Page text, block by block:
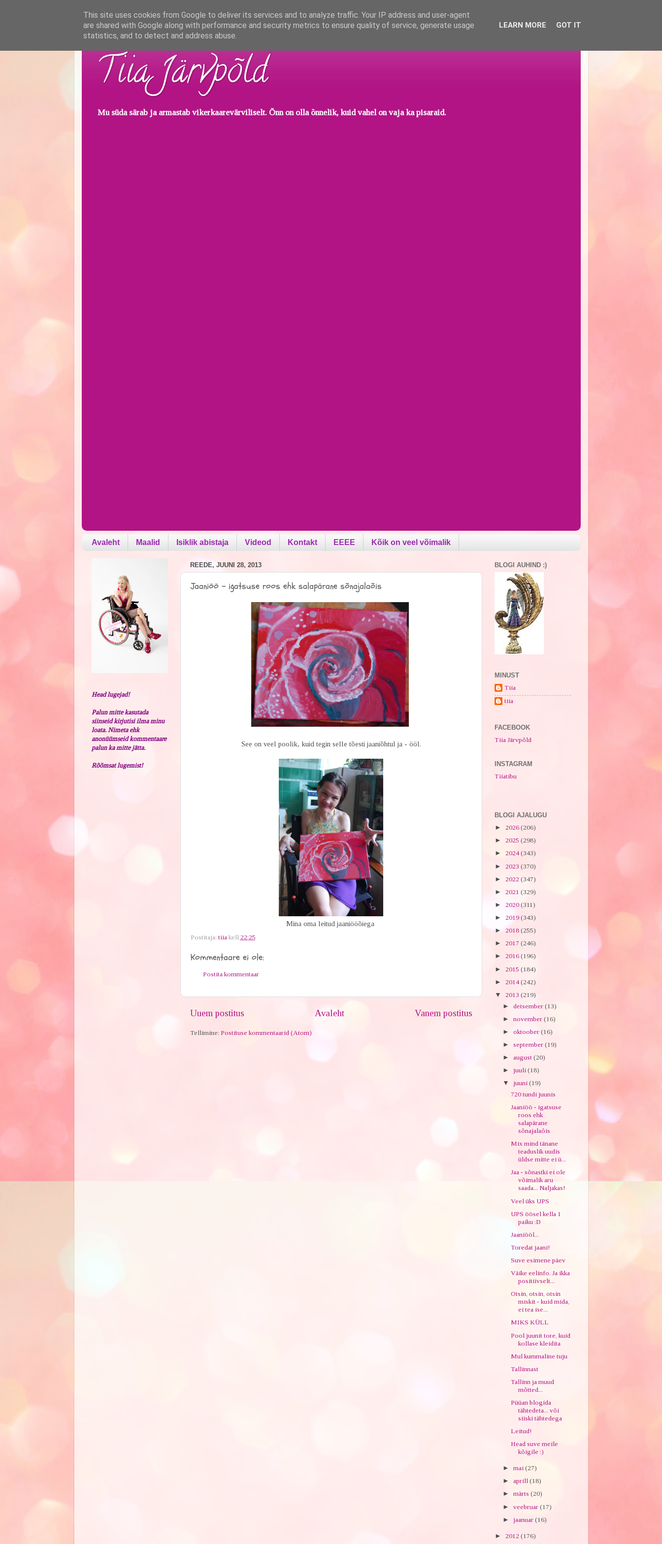
Tiia Järvpõld
Mu süda särab ja armastab vikerkaarevärviliselt. Õnn on olla õnnelik, kuid vahel on vaja ka pisaraid.
Avaleht Maalid Isiklik abistaja Videod Kontakt EEEE Kõik on veel võimalik
REEDE, JUUNI 28, 2013
Jaaniöö - igatsuse roos ehk salapärane sõnajalaõis
See on veel poolik, kuid tegin selle tõesti jaaniõhtul ja - ööl.
Mina oma leitud jaaniööõiega
Postitaja: tiia kell 22:25
Kommentaare ei ole:
Postita kommentaar
Uuem postitus Vanem postitus
Avaleht
Tellimine: Postituse kommentaarid (Atom)
Head lugejad!
Palun mitte kasutada
siinseid kirjutisi ilma minu
loata. Nimeta ehk
anonüümseid kommentaare
palun ka mitte jätta.
Rõõmsat lugemist!
BLOGI AUHIND :)
MINUST
Tiia
tiia
FACEBOOK
Tiia Järvpõld
INSTAGRAM
Tiiatibu
BLOGI AJALUGU
► 2026 (206)
► 2025 (298)
► 2024(343)
► 2023 (370)
► 2022 (347)
► 2021 (329)
► 2020 (311)
► 2019 (343)
► 2018 (255)
► 2017 (246)
► 2016 (196)
► 2015 (184)
► 2014(242)
▼ 2013 (219)
► detsember (13)
► november (16)
► oktoober (16)
► september (19)
► august (20)
► juuli (18)
▼ juuni (19)
720 tundi juunis
Jaaniöö - igatsuse
roos ehk
salapärane
sõnajalaõis
Mix mind tänane
teaduslik uudis
üldse mitte ei ü...
Jaa - sõnastki ei ole
võimalik aru
saada... Naljakas!
Veel üks UPS
UPS öösel kella 1
paiku :D
Jaaniööl...
Toredat jaani!
Suve esimene päev
Väike eelinfo. Ja ikka
positiivselt...
Otsin, otsin, otsin
miskit - kuid mida,
ei tea ise...
MIKS KÜLL
Pool juunit tore, kuid
kollase kleidita
Mul kummaline tuju
Tallinnast
Tallinn ja muud
mõtted...
Püüan blogida
tähtedeta... või
siiski tähtedega
Leitud!
Head suve meile
kõigile :)
► mai (27)
► aprill (18)
► märts (20)
► veebruar (17)
► jaanuar (16)
► 2012 (176)
This site uses cookies from Google to deliver its services and to analyze traffic. Your IP address and user-agent
are shared with Google along with performance and security metrics to ensure quality of service, generate usage
statistics, and to detect and address abuse.
LEARN MORE GOT IT